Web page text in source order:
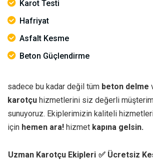
Karot Testi
Hafriyat
Asfalt Kesme
Beton Güçlendirme
sadece bu kadar değil tüm beton delme
karotçu hizmetlerini siz değerli
sunuyoruz. Ekiplerimizin kaliteli
için hemen ara! hizmet kapına gelsin.
Uzman Karotçu Ekipleri ✅ Ücretsiz